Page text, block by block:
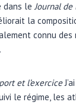
dans leJournal
la
connu des
et l’exercice
le régime, les